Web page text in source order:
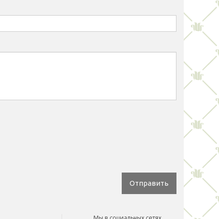
Отправить
Мы в социальных сетях